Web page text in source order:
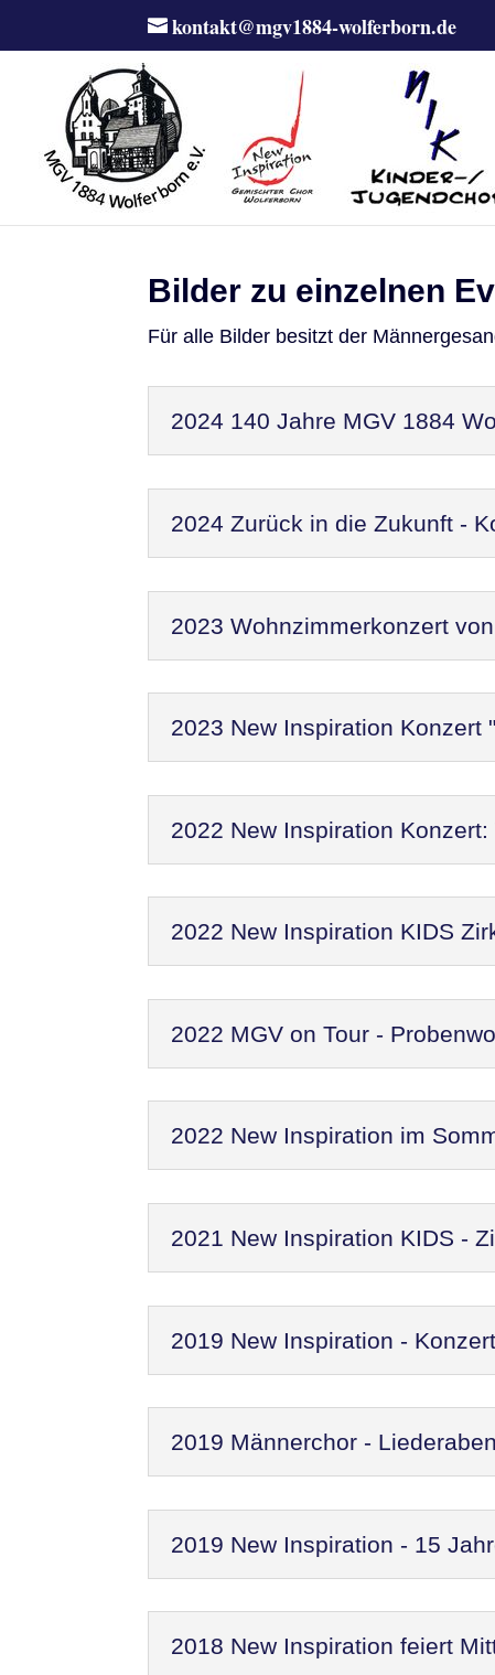
kontakt@mgv1884-wolferborn.de
Bilder zu einzelnen
Für alle Bilder besitzt der
2024 140 Jahre MGV 1884
2024 Zurück in die Zukunft -
2023 Wohnzimmerkonzert
2023 New Inspiration Konzert
2022 New Inspiration
2022 New Inspiration KIDS
2022 MGV on Tour -
2022 New Inspiration im
2021 New Inspiration KIDS -
2019 New Inspiration -
2019 Männerchor -
2019 New Inspiration - 15
2018 New Inspiration feiert